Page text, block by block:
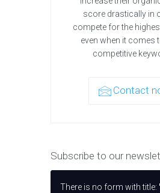
score drastically in
compete for the
even when it comes
competitive
Contact
Subscribe to our
There is no form with title: